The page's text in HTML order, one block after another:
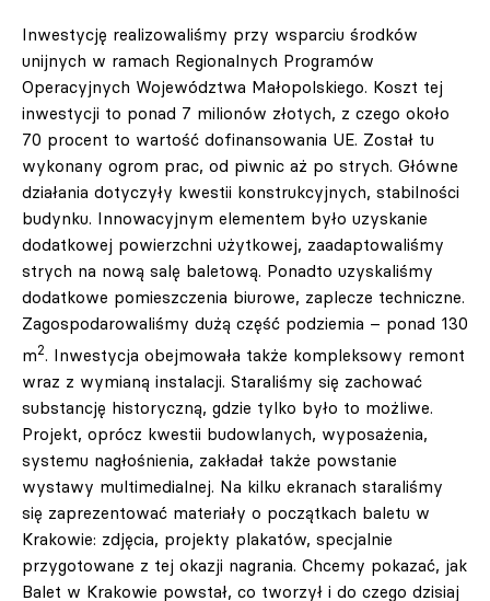
Inwestycję realizowaliśmy przy wsparciu środków
unijnych w ramach Regionalnych Programów
Operacyjnych Województwa Małopolskiego. Koszt tej
inwestycji to ponad 7 milionów złotych, z czego około
70 procent to wartość dofinansowania UE. Został tu
wykonany ogrom prac, od piwnic aż po strych. Główne
działania dotyczyły kwestii konstrukcyjnych, stabilności
budynku. Innowacyjnym elementem było uzyskanie
dodatkowej powierzchni użytkowej, zaadaptowaliśmy
strych na nową salę baletową. Ponadto uzyskaliśmy
dodatkowe pomieszczenia biurowe, zaplecze techniczne.
Zagospodarowaliśmy dużą część podziemia – ponad 130
m2. Inwestycja obejmowała także kompleksowy remont
wraz z wymianą instalacji. Staraliśmy się zachować
substancję historyczną, gdzie tylko było to możliwe.
Projekt, oprócz kwestii budowlanych, wyposażenia,
systemu nagłośnienia, zakładał także powstanie
wystawy multimedialnej. Na kilku ekranach staraliśmy
się zaprezentować materiały o początkach baletu w
Krakowie: zdjęcia, projekty plakatów, specjalnie
przygotowane z tej okazji nagrania. Chcemy pokazać, jak
Balet w Krakowie powstał, co tworzył i do czego dzisiaj